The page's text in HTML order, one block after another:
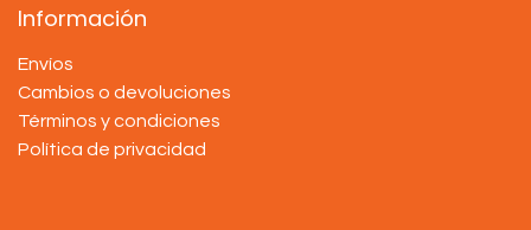
Información
Envíos
Cambios o devoluciones
Términos y condiciones
Política de privacidad